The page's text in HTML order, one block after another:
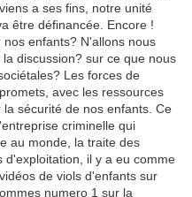
a ses fins, notre unité
être définancée. Encore !
enfants? N'allons nous
discussion? sur ce que nous
Les forces de
avec les ressources
sécurité de nos enfants. Ce
criminelle qui
au monde, la traite des
d'exploitation, il y a eu comme
de viols d'enfants sur
numero 1 sur la